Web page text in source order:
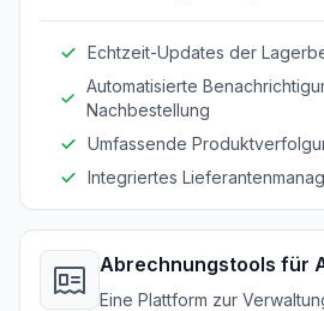
Echtzeit-Updates der
Automatisierte
Nachbestellung
Umfassende
Integriertes
Abrechnungstools für
Eine Plattform zur